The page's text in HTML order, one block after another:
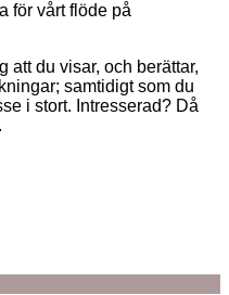
för vårt flöde på
att du visar, och berättar,
samtidigt som du
i stort. Intresserad? Då
.